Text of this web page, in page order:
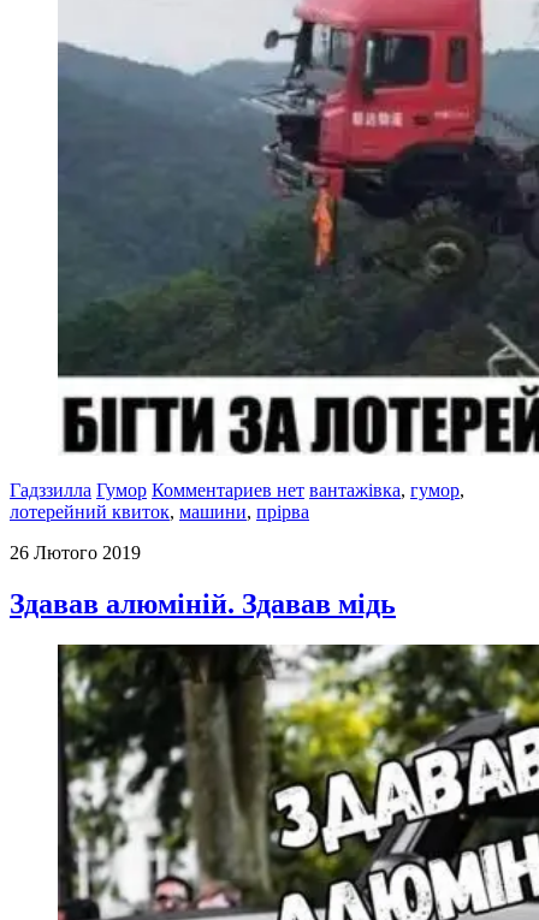
Гадззилла Гумор Комментариев нет вантажівка, гумор,
лотерейний квиток, машини, прірва
26 Лютого 2019
Здавав алюміній. Здавав мідь